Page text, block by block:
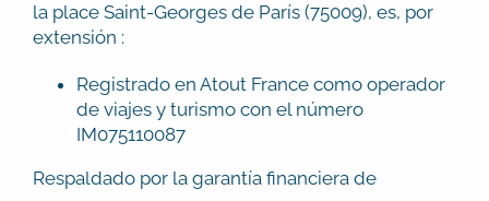
la place Saint-Georges de París (75009), es, por
extensión :
Registrado en Atout France como operador
de viajes y turismo con el número
IM075110087
Respaldado por la garantía financiera de